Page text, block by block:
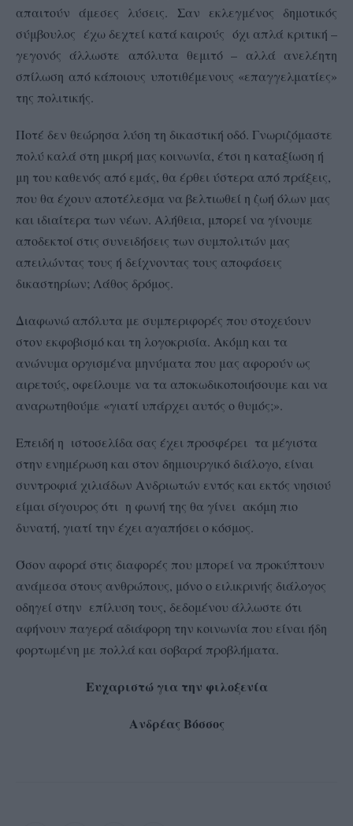
απαιτούν άμεσες λύσεις. Σαν εκλεγμένος δημοτικός
σύμβουλος έχω δεχτεί κατά καιρούς όχι απλά κριτική –
γεγονός άλλωστε απόλυτα θεμιτό – αλλά ανελέητη
σπίλωση από κάποιους υποτιθέμενους «επαγγελματίες»
της πολιτικής.
Ποτέ δεν θεώρησα λύση τη δικαστική οδό. Γνωριζόμαστε
πολύ καλά στη μικρή μας κοινωνία, έτσι η καταξίωση ή
μη του καθενός από εμάς, θα έρθει ύστερα από πράξεις,
που θα έχουν αποτέλεσμα να βελτιωθεί η ζωή όλων μας
και ιδιαίτερα των νέων. Αλήθεια, μπορεί να γίνουμε
αποδεκτοί στις συνειδήσεις των συμπολιτών μας
απειλώντας τους ή δείχνοντας τους αποφάσεις
δικαστηρίων; Λάθος δρόμος.
Διαφωνώ απόλυτα με συμπεριφορές που στοχεύουν
στον εκφοβισμό και τη λογοκρισία. Ακόμη και τα
ανώνυμα οργισμένα μηνύματα που μας αφορούν ως
αιρετούς, οφείλουμε να τα αποκωδικοποιήσουμε και να
αναρωτηθούμε «γιατί υπάρχει αυτός ο θυμός;».
Επειδή η ιστοσελίδα σας έχει προσφέρει τα μέγιστα
στην ενημέρωση και στον δημιουργικό διάλογο, είναι
συντροφιά χιλιάδων Ανδριωτών εντός και εκτός νησιού
είμαι σίγουρος ότι η φωνή της θα γίνει ακόμη πιο
δυνατή, γιατί την έχει αγαπήσει ο κόσμος.
Όσον αφορά στις διαφορές που μπορεί να προκύπτουν
ανάμεσα στους ανθρώπους, μόνο ο ειλικρινής διάλογος
οδηγεί στην επίλυση τους, δεδομένου άλλωστε ότι
αφήνουν παγερά αδιάφορη την κοινωνία που είναι ήδη
φορτωμένη με πολλά και σοβαρά προβλήματα.
Ευχαριστώ για την φιλοξενία
Ανδρέας Βόσσος